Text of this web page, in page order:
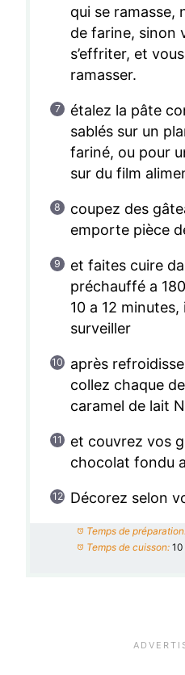
qui se ramasse,
de farine, sinon
s’effriter, et
ramasser.
étalez la pâte
sablés sur un
fariné, ou pour
sur du film
coupez des
emporte pièce
et faites cuire
préchauffé a
10 a 12
surveiller
après
collez chaque
caramel de lait
et couvrez vos
chocolat fondu
Décorez selon
Temps de
Temps de cuisson: 10